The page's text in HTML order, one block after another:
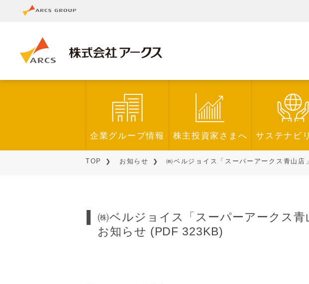
企業グループ情報 株主投資家さまへ サステナビ
TOP お知らせ ㈱ベルジョイス「スーパーアークス青山
㈱ベルジョイス「スーパーアークス
お知らせ (PDF 323KB)